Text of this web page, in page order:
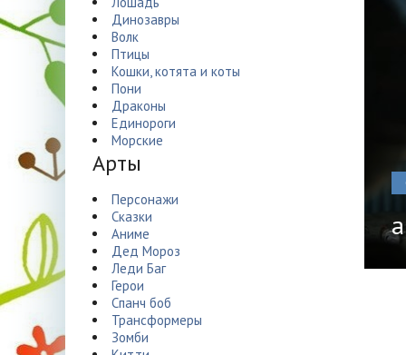
Динозавры
Волк
Птицы
Кошки, котята и коты
Пони
Драконы
Единороги
Морские
Арты
Персонажи
Сказки
Аниме
Дед Мороз
Леди Баг
Герои
Спанч боб
Трансформеры
Зомби